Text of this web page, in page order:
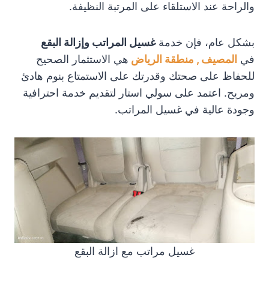
والراحة عند الاستلقاء على المرتبة النظيفة.
بشكل عام، فإن خدمةغسيل المراتب وإزالة البقع
في المصيف , منطقة الرياض هي الاستثمار الصحيح
للحفاظ على صحتك وقدرتك على الاستمتاع بنوم هادئ
ومريح. اعتمد على سولي استار لتقديم خدمة احترافية
وجودة عالية في غسيل المراتب.
غسيل مراتب مع ازالة البقع